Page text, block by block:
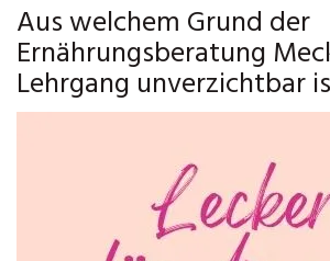
Aus welchem Grund der
Ernährungsberatung
Lehrgang unverzichtbar